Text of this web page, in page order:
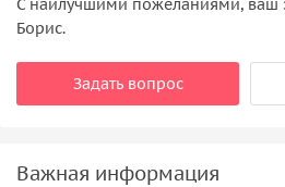
С наилучшими пожеланиями, ваш
Борис.
Задать вопрос
Важная информация